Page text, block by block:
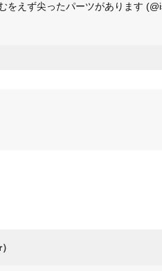
をえず尖ったパーツがあります